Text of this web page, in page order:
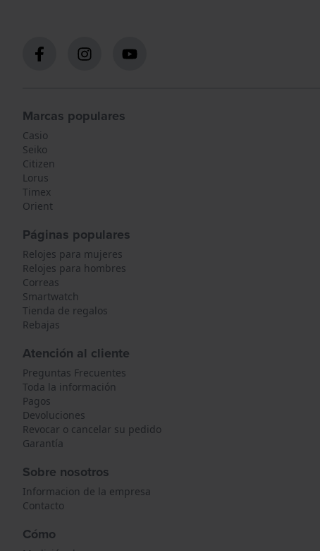
Marcas populares
Casio
Seiko
Citizen
Lorus
Timex
Orient
Páginas populares
Relojes para mujeres
Relojes para hombres
Correas
Smartwatch
Tienda de regalos
Rebajas
Atención al cliente
Preguntas Frecuentes
Toda la información
Pagos
Devoluciones
Revocar o cancelar su pedido
Garantía
Sobre nosotros
Informacion de la empresa
Contacto
Cómo